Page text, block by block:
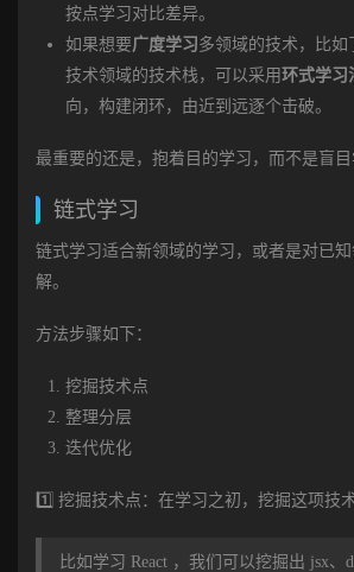
按点学习对比差异。
如果想要广度学习多领域的技术，比
技术领域的技术栈，可以采用环式学习
向，构建闭环，由近到远逐个击破。
最重要的还是，抱着目的学习，而不是盲目
链式学习
链式学习适合新领域的学习，或者是对已
解。
方法步骤如下：
挖掘技术点
整理分层
迭代优化
1️⃣ 挖掘技术点：在学习之初，挖掘这项技
比如学习 React ，我们可以挖掘出 jsx、